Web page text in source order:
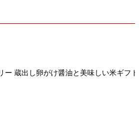
ー 蔵出し卵がけ醤油と美味しい米ギフト